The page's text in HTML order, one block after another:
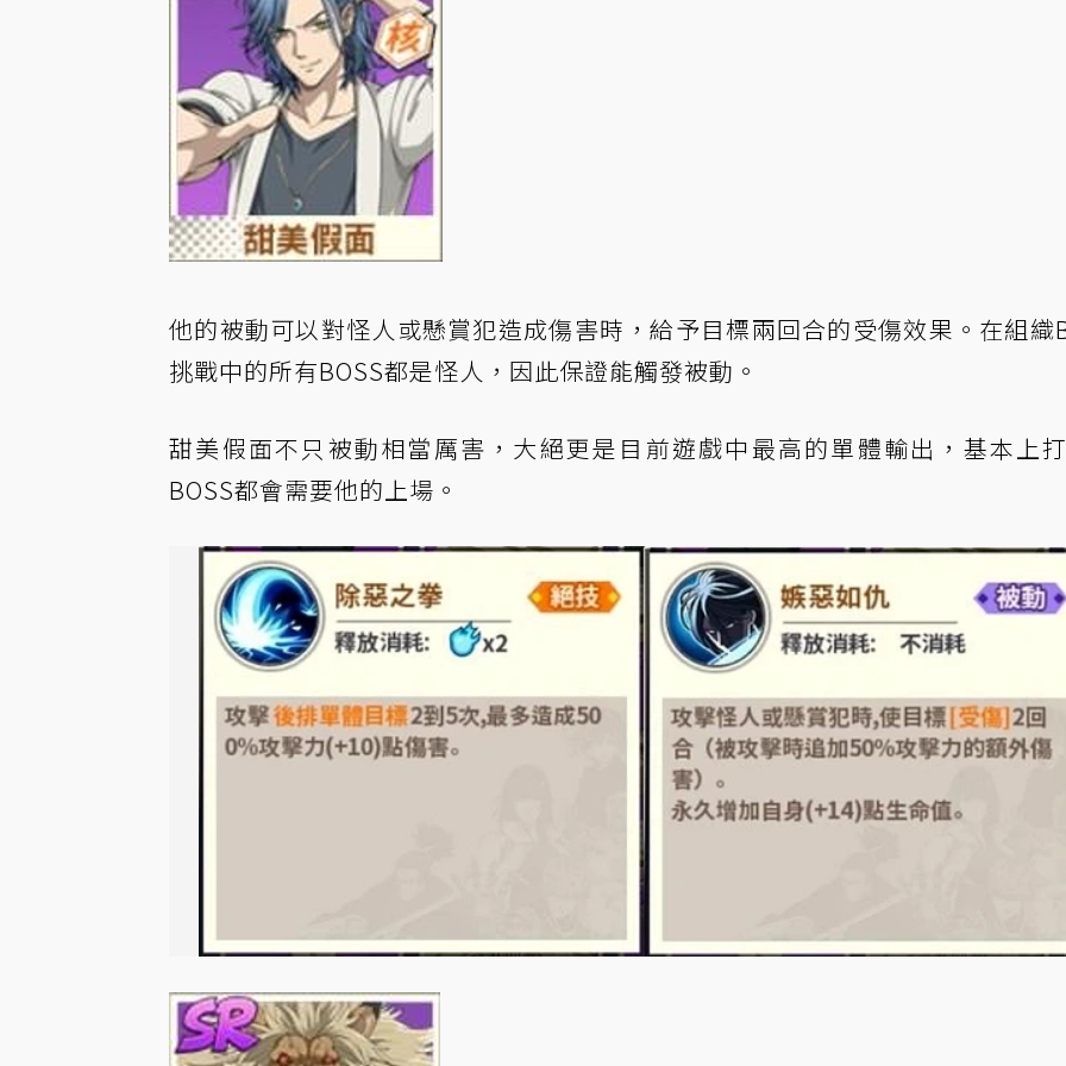
他的被動可以對怪人或懸賞犯造成傷害時，給予目標兩回合的受傷效果。在組織
挑戰中的所有BOSS都是怪人，因此保證能觸發被動。
甜美假面不只被動相當厲害，大絕更是目前遊戲中最高的單體輸出，基本上
BOSS都會需要他的上場。